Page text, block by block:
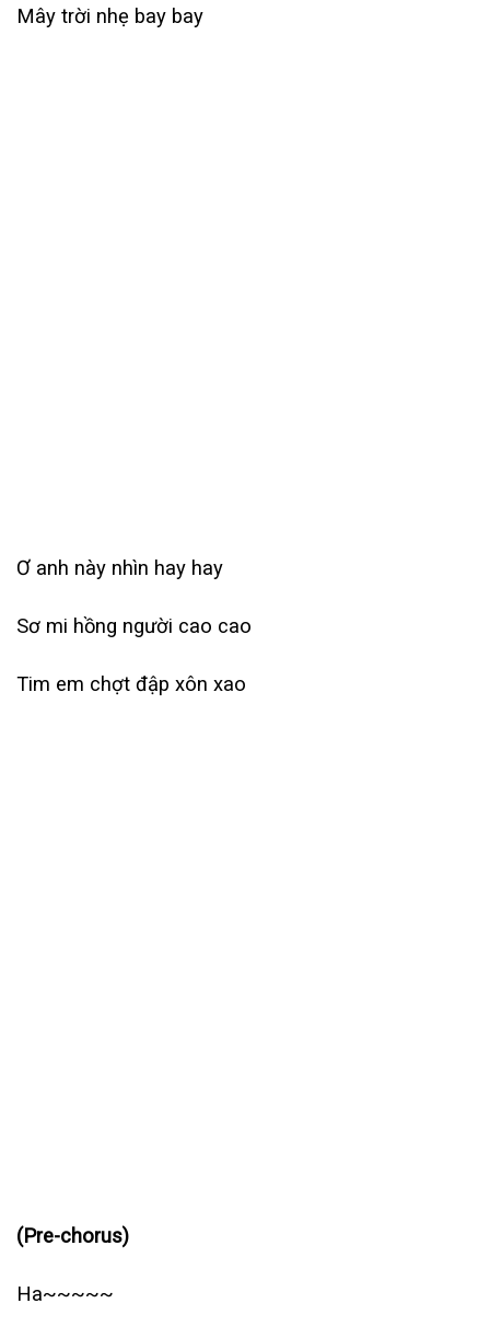
Mây trời nhẹ bay bay
Ơ anh này nhìn hay hay
Sơ mi hồng người cao cao
Tim em chợt đập xôn xao
(Pre-chorus)
Ha~~~~~